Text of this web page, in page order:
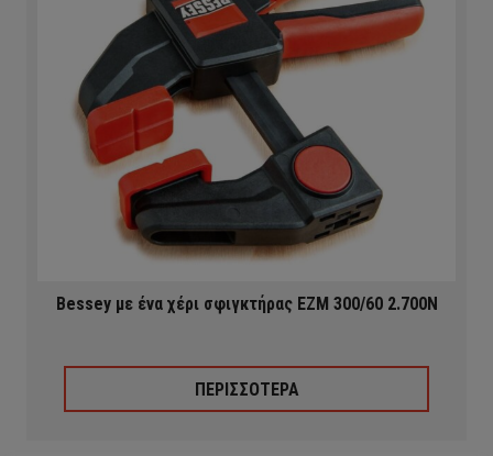
Bessey με ένα χέρι σφιγκτήρας EZM 300/60 2.700N
ΠΕΡΙΣΣΟΤΕΡΑ